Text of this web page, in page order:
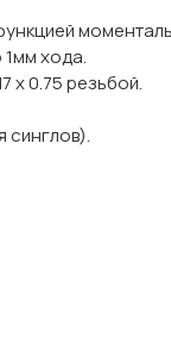
хода.
x 0.75 резьбой.
синглов).